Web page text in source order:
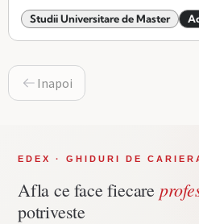
Studii Universitare de Master
Inapoi
EDEX · GHIDURI DE
Afla ce face fiecare
potriveste